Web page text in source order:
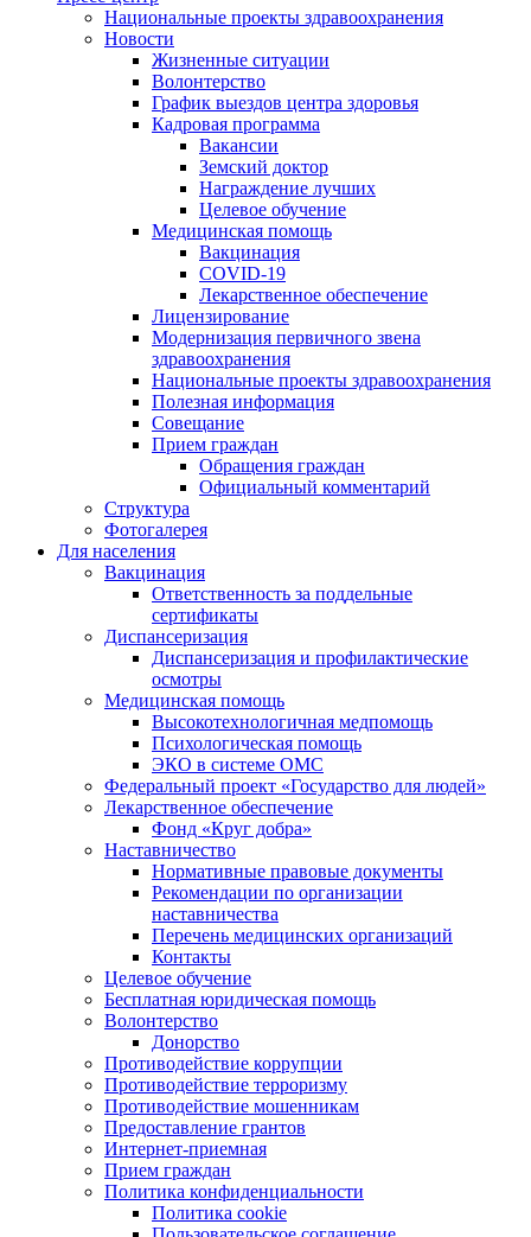
Национальные проекты здравоохранения
Новости
Жизненные ситуации
Волонтерство
График выездов центра здоровья
Кадровая программа
Вакансии
Земский доктор
Награждение лучших
Целевое обучение
Медицинская помощь
Вакцинация
COVID-19
Лекарственное обеспечение
Лицензирование
Модернизация первичного звена
здравоохранения
Национальные проекты здравоохранения
Полезная информация
Совещание
Прием граждан
Обращения граждан
Официальный комментарий
Структура
Фотогалерея
Для населения
Вакцинация
Ответственность за поддельные
сертификаты
Диспансеризация
Диспансеризация и профилактические
осмотры
Медицинская помощь
Высокотехнологичная медпомощь
Психологическая помощь
ЭКО в системе ОМС
Федеральный проект «Государство для людей»
Лекарственное обеспечение
Фонд «Круг добра»
Наставничество
Нормативные правовые документы
Рекомендации по организации
наставничества
Перечень медицинских организаций
Контакты
Целевое обучение
Бесплатная юридическая помощь
Волонтерство
Донорство
Противодействие коррупции
Противодействие терроризму
Противодействие мошенникам
Предоставление грантов
Интернет-приемная
Прием граждан
Политика конфиденциальности
Политика cookie